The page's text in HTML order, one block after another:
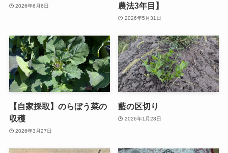
2026年6月6日
農法3年目】
2026年5月31日
【自家採取】のらぼう菜の
収穫
2026年3月27日
藍の区切り
2026年1月28日